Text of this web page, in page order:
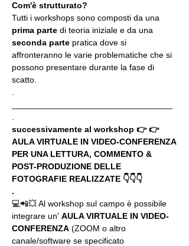
Com'è strutturato?
Tutti i workshops sono composti da una
prima parte di teoria iniziale e da una
seconda parte pratica dove si
affronteranno le varie problematiche che si
possono presentare durante la fase di
scatto.
successivamente al workshop 👉 👉
AULA VIRTUALE IN VIDEO-CONFERENZA
PER UNA LETTURA, COMMENTO &
POST-PRODUZIONE DELLE
FOTOGRAFIE REALIZZATE 👇👇👇
.
💻📲💥 Al workshop sul campo è possibile
integrare un' AULA VIRTUALE IN VIDEO-
CONFERENZA (ZOOM o altro
canale/software se specificato